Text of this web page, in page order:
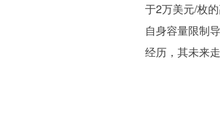
于2万美元/枚
自身容量限制
经历，其未来